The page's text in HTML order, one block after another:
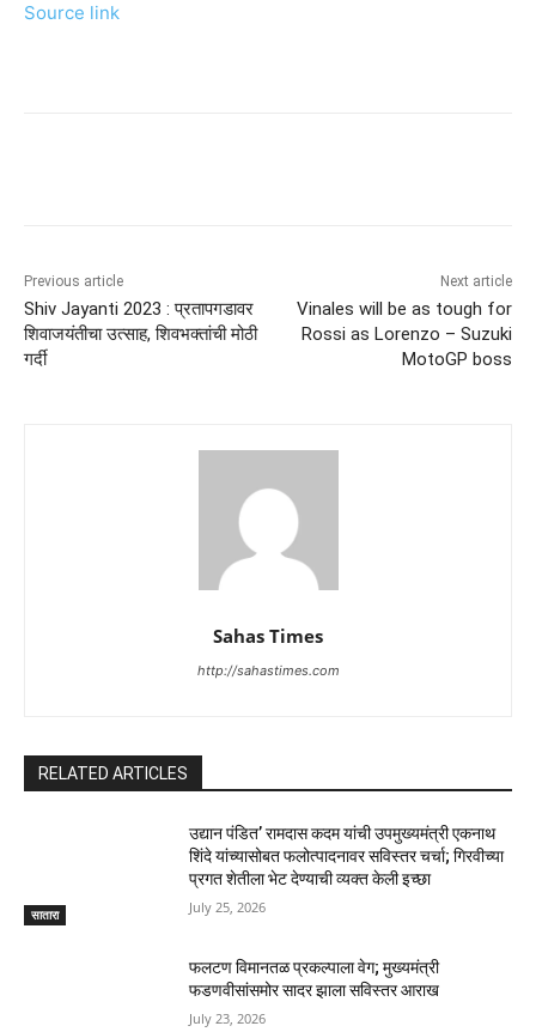
Source link
Previous article
Shiv Jayanti 2023 : प्रतापगडावर
शिवाजयंतीचा उत्साह, शिवभक्तांची मोठी
गर्दी
Next article
Vinales will be as tough for
Rossi as Lorenzo – Suzuki
MotoGP boss
Sahas Times
http://sahastimes.com
RELATED ARTICLES
सातारा
उद्यान पंडित’ रामदास कदम यांची उपमुख्यमंत्री एकनाथ
शिंदे यांच्यासोबत फलोत्पादनावर सविस्तर चर्चा; गिरवीच्या
प्रगत शेतीला भेट देण्याची व्यक्त केली इच्छा
July 25, 2026
फलटण विमानतळ प्रकल्पाला वेग; मुख्यमंत्री
फडणवीसांसमोर सादर झाला सविस्तर आराख
July 23, 2026